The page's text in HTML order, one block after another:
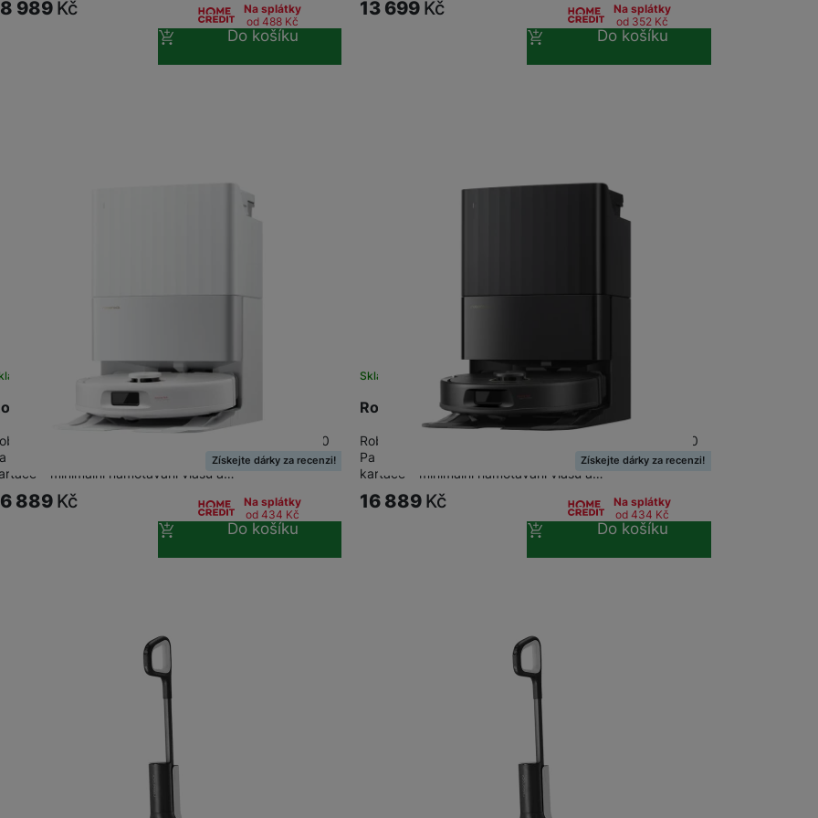
my nebo naši partneři, abychom vám mohli zobrazit vhodné obsahy nebo reklamy jak
989 Kč
Na splátky
od 488 Kč
Do košíku
13 699 Kč
Na splátky
od 352 Kč
Do košíku
Qrevo C Pro White
Získejte dárky za recenzi!
vysavač Roborock Qrevo C Pro • Sání 18 500
– jedno z nejsilnějších na trhu. • Dual Anti-Tangle
– minimální namotávání vlasů a…
889 Kč
Na splátky
od 434 Kč
Do košíku
Roborock Qrevo C Pro Black
Skladem
Získejte dárky za recenzi!
Robotický vysavač Roborock Qrevo C Pro • Sání 18 500
Pa – jedno z nejsilnějších na trhu. • Dual Anti-Tangle
kartáče – minimální namotávání vlasů a…
16 889 Kč
Na splátky
od 434 Kč
Do košíku